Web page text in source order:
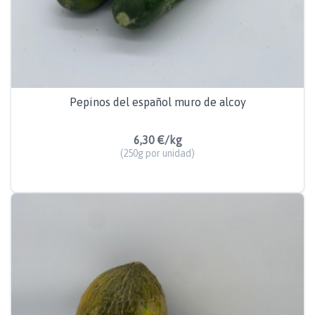
Pepinos del español muro de alcoy
6,30 €/kg
(250g por unidad)